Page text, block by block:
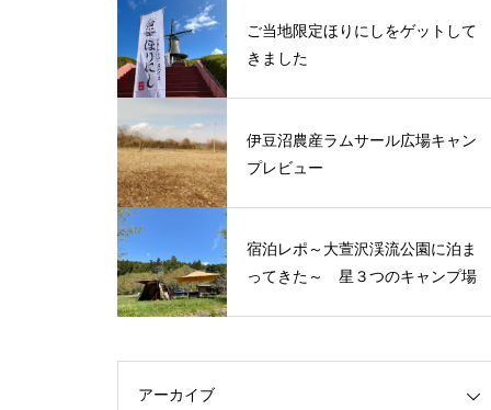
ご当地限定ほりにしをゲットして
きました
伊豆沼農産ラムサール広場キャン
プレビュー
宿泊レポ～大萱沢渓流公園に泊ま
ってきた～ 星３つのキャンプ場
アーカイブ